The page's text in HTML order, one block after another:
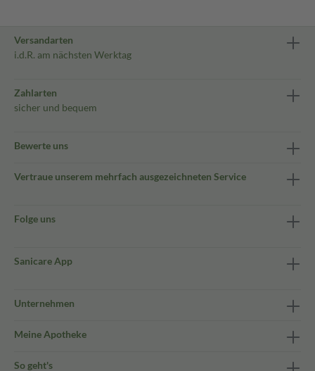
Versandarten
i.d.R. am nächsten Werktag
Zahlarten
sicher und bequem
Bewerte uns
Vertraue unserem mehrfach ausgezeichneten Service
Folge uns
Sanicare App
Unternehmen
Meine Apotheke
So geht's